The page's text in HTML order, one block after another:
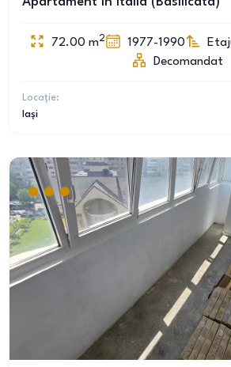
72.00 m2 1977-1990
Decomandat
Locație:
Iași